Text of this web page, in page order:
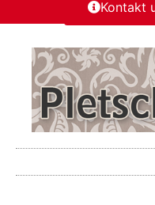
Kontakt